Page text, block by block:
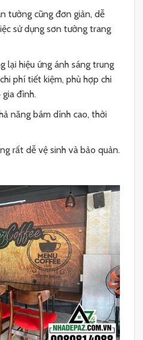
tường cũng đơn giản, dễ
sử dụng sơn tường trang
lại hiệu ứng ánh sáng trung
phí tiết kiệm, phù hợp chi
đình.
năng bám dính cao, thời
rất dễ vệ sinh và bảo quản.